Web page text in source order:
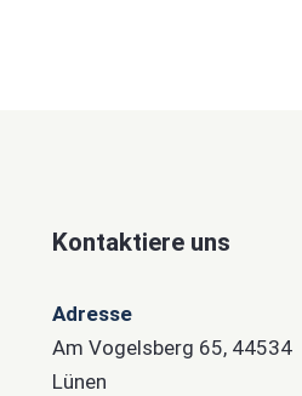
Kontaktiere uns
Adresse
Am Vogelsberg 65, 44534
Lünen